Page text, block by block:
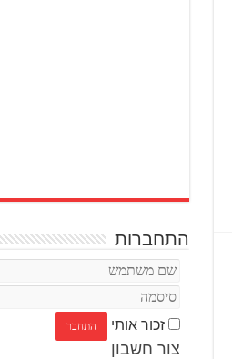
התחברות
זכור אותי
צור חשבון